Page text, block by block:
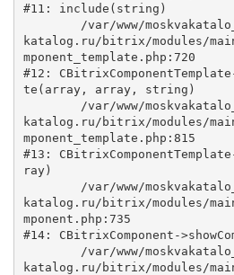
#11: include(string)
katalog.ru/bitrix/modules/
mponent_template.php:720
#12:
te(array, array, string)
katalog.ru/bitrix/modules/
mponent_template.php:815
#13:
ray)
katalog.ru/bitrix/modules/
mponent.php:735
#14: CBitrixComponent-
katalog.ru/bitrix/modules/